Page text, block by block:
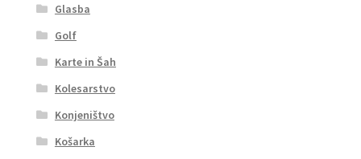
Glasba
Golf
Karte in Šah
Kolesarstvo
Konjeništvo
Košarka